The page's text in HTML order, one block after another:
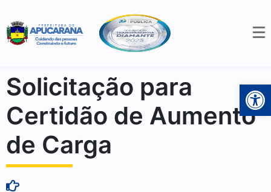
Solicitação para
Certidão de Aumento
de Carga